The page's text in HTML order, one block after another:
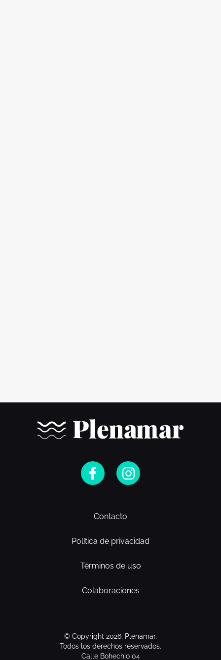
Contacto
Política de privacidad
Términos de uso
Colaboraciones
© Copyright 2026. Plenamar.
Todos los derechos reservados.
Calle Bohechio 04